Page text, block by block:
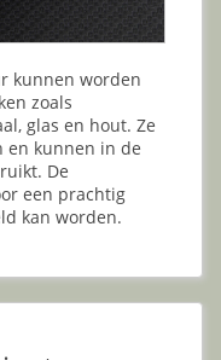
kunnen worden
zoals
glas en hout. Ze
en kunnen in de
De
een prachtig
kan worden.